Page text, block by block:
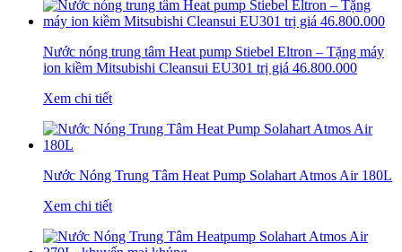
Nước nóng trung tâm Heat pump Stiebel Eltron – Tặng máy
ion kiềm Mitsubishi Cleansui EU301 trị giá 46.800.000
Xem chi tiết
Nước Nóng Trung Tâm Heat Pump Solahart Atmos Air 180L
Xem chi tiết